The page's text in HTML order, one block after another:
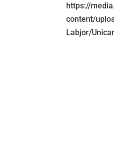
https://
content/
Labjor/